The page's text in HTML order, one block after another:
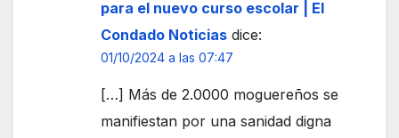
para el nuevo curso escolar | El
Condado Noticias dice:
01/10/2024 a las 07:47
[…] Más de 2.0000 moguereños se
manifiestan por una sanidad digna